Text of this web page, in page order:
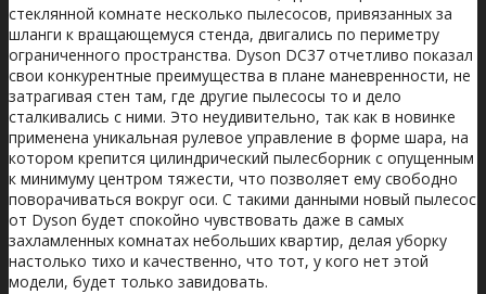
стеклянной комнате несколько пылесосов, привязанных за
шланги к вращающемуся стенда, двигались по периметру
ограниченного пространства. Dyson DC37 отчетливо показал
свои конкурентные преимущества в плане маневренности, не
затрагивая стен там, где другие пылесосы то и дело
сталкивались с ними. Это неудивительно, так как в новинке
применена уникальная рулевое управление в форме шара, на
котором крепится цилиндрический пылесборник с опущенным
к минимуму центром тяжести, что позволяет ему свободно
поворачиваться вокруг оси. С такими данными новый пылесос
от Dyson будет спокойно чувствовать даже в самых
захламленных комнатах небольших квартир, делая уборку
настолько тихо и качественно, что тот, у кого нет этой
модели, будет только завидовать.